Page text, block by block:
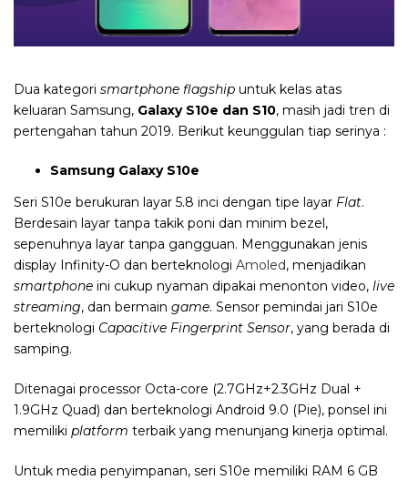
Dua kategori smartphone flagship untuk kelas atas
keluaran Samsung, Galaxy S10e dan S10, masih jadi tren di
pertengahan tahun 2019. Berikut keunggulan tiap serinya :
Samsung Galaxy S10e
Seri S10e berukuran layar 5.8 inci dengan tipe layar Flat.
Berdesain layar tanpa takik poni dan minim bezel,
sepenuhnya layar tanpa gangguan. Menggunakan jenis
display Infinity-O dan berteknologi Amoled, menjadikan
smartphone ini cukup nyaman dipakai menonton video, live
streaming, dan bermain game. Sensor pemindai jari S10e
berteknologi Capacitive Fingerprint Sensor, yang berada di
samping.
Ditenagai processor Octa-core (2.7GHz+2.3GHz Dual +
1.9GHz Quad) dan berteknologi Android 9.0 (Pie), ponsel ini
memiliki platform terbaik yang menunjang kinerja optimal.
Untuk media penyimpanan, seri S10e memiliki RAM 6 GB